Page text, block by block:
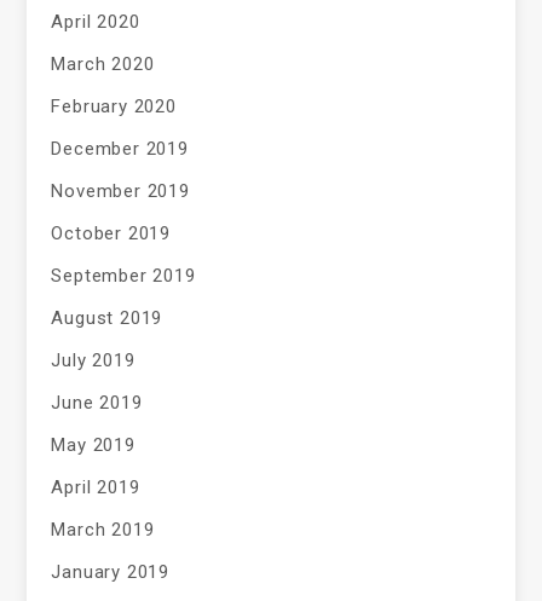
April 2020
March 2020
February 2020
December 2019
November 2019
October 2019
September 2019
August 2019
July 2019
June 2019
May 2019
April 2019
March 2019
January 2019